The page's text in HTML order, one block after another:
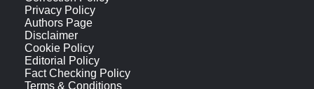
Privacy Policy
Authors Page
Disclaimer
Cookie Policy
Editorial Policy
Fact Checking Policy
Terms & Conditions